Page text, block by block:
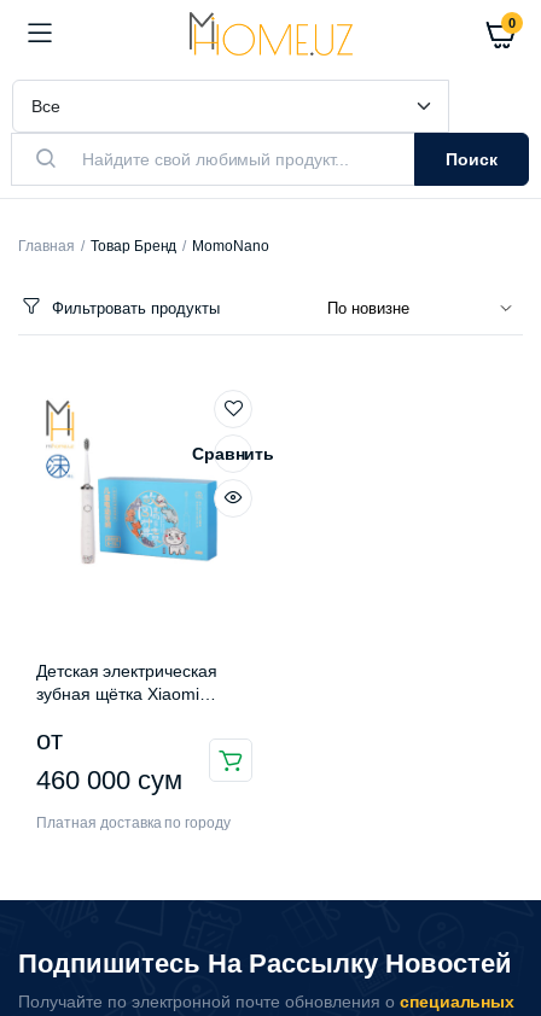
0
Поиск
Главная Товар Бренд MomoNano
Фильтровать продукты
Сравнить
Детская электрическая
зубная щётка Xiaomi
от
460 000 сум
Этот
имеет
выбрать
на
Платная доставка по городу
Подпишитесь На Рассылку Новостей
Получайте по электронной почте обновления о специальных